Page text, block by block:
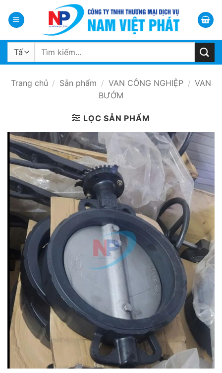
qua
dung
Tìm
Trang chủ / Sản phẩm / VAN CÔNG NGHIỆP / VAN
BƯỚM
LỌC SẢN PHẨM